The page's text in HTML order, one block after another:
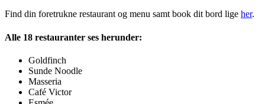
Find din foretrukne restaurant og menu samt book dit bord lige her.
Alle 18 restauranter ses herunder:
Goldfinch
Sunde Noodle
Masseria
Café Victor